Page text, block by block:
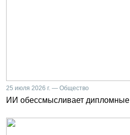
25 июля 2026 г. — Общество
ИИ обессмысливает